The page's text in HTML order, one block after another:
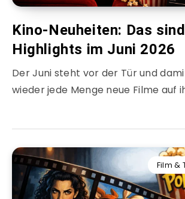
Kino-Neuheiten: Das
Highlights im Juni 2026
Der Juni steht vor der Tür und
wieder jede Menge neue Filme auf
Film &